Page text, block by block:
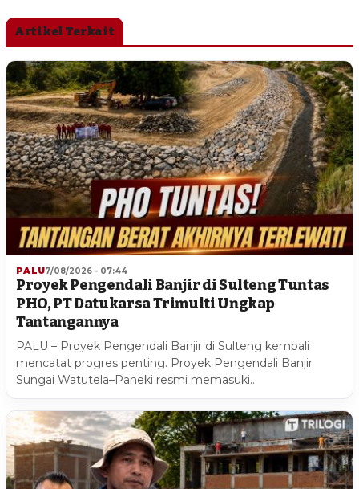
Artikel Terkait
PALU7/08/2026 - 07:44
Proyek Pengendali Banjir di Sulteng Tuntas
PHO, PT Datukarsa Trimulti Ungkap
Tantangannya
PALU – Proyek Pengendali Banjir di Sulteng kembali
mencatat progres penting. Proyek Pengendali Banjir
Sungai Watutela–Paneki resmi memasuki…